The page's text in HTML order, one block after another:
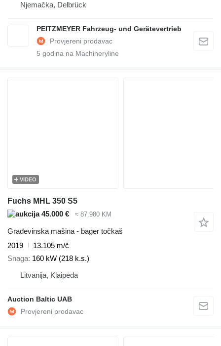
Njemačka, Delbrück
PEITZMEYER Fahrzeug- und Gerätevertrieb
5 godina na Machineryline
VIDEO
Fuchs MHL 350 S5
45.000 €
≈ 87.980 KM
Građevinska mašina - bager točkaš
2019
13.105 m/č
Snaga 160 kW (218 k.s.)
Litvanija, Klaipėda
Auction Baltic UAB